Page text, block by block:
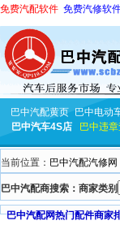
免费汽配软件 免费汽修软
巴中汽配黄页 巴中电动
巴中汽车4S店
巴中违
当前位置： 巴中汽配汽修网
巴中汽配商搜索：商家类别
巴中汽配网热门配件商家